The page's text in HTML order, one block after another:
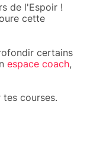
de l'Espoir !
cette
certains
espace coach,
courses.